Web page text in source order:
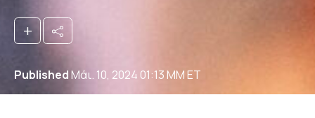
+
PublishedΜάι. 10, 2024 01:13 ΜΜ ET